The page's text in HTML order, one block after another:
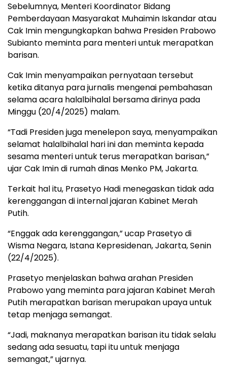
Sebelumnya, Menteri Koordinator Bidang
Pemberdayaan Masyarakat Muhaimin Iskandar atau
Cak Imin mengungkapkan bahwa Presiden Prabowo
Subianto meminta para menteri untuk merapatkan
barisan.
Cak Imin menyampaikan pernyataan tersebut
ketika ditanya para jurnalis mengenai pembahasan
selama acara halalbihalal bersama dirinya pada
Minggu (20/4/2025) malam.
“Tadi Presiden juga menelepon saya, menyampaikan
selamat halalbihalal hari ini dan meminta kepada
sesama menteri untuk terus merapatkan barisan,”
ujar Cak Imin di rumah dinas Menko PM, Jakarta.
Terkait hal itu, Prasetyo Hadi menegaskan tidak ada
kerenggangan di internal jajaran Kabinet Merah
Putih.
“Enggak ada kerenggangan,” ucap Prasetyo di
Wisma Negara, Istana Kepresidenan, Jakarta, Senin
(22/4/2025).
Prasetyo menjelaskan bahwa arahan Presiden
Prabowo yang meminta para jajaran Kabinet Merah
Putih merapatkan barisan merupakan upaya untuk
tetap menjaga semangat.
“Jadi, maknanya merapatkan barisan itu tidak selalu
sedang ada sesuatu, tapi itu untuk menjaga
semangat,” ujarnya.